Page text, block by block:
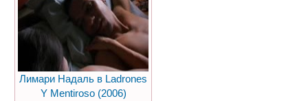
Лимари Надаль в Ladrones
Y Mentiroso (2006)